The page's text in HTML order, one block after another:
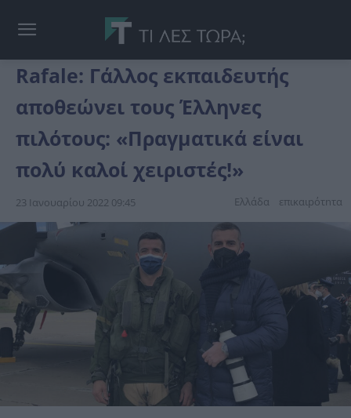
Rafale: Γάλλος εκπαιδευτής
αποθεώνει τους Έλληνες
πιλότους: «Πραγματικά είναι
πολύ καλοί χειριστές!»
23 Ιανουαρίου 2022 09:45 Ελλάδα επικαιpότnτα